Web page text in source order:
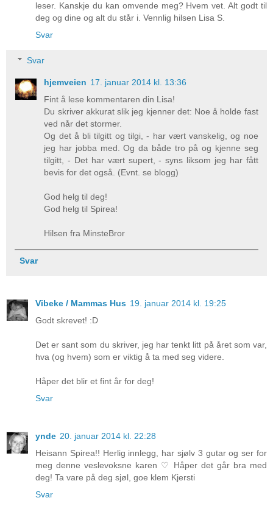
leser. Kanskje du kan omvende meg? Hvem vet. Alt godt til
deg og dine og alt du står i. Vennlig hilsen Lisa S.
Svar
Svar
hjemveien 17. januar 2014 kl. 13:36
Fint å lese kommentaren din Lisa!
Du skriver akkurat slik jeg kjenner det: Noe å holde fast
ved når det stormer.
Og det å bli tilgitt og tilgi, - har vært vanskelig, og noe
jeg har jobba med. Og da både tro på og kjenne seg
tilgitt, - Det har vært supert, - syns liksom jeg har fått
bevis for det også. (Evnt. se blogg)
God helg til deg!
God helg til Spirea!
Hilsen fra MinsteBror
Svar
Vibeke / Mammas Hus 19. januar 2014 kl. 19:25
Godt skrevet! :D
Det er sant som du skriver, jeg har tenkt litt på året som var,
hva (og hvem) som er viktig å ta med seg videre.
Håper det blir et fint år for deg!
Svar
ynde 20. januar 2014 kl. 22:28
Heisann Spirea!! Herlig innlegg, har sjølv 3 gutar og ser for
meg denne veslevoksne karen ♡ Håper det går bra med
deg! Ta vare på deg sjøl, goe klem Kjersti
Svar